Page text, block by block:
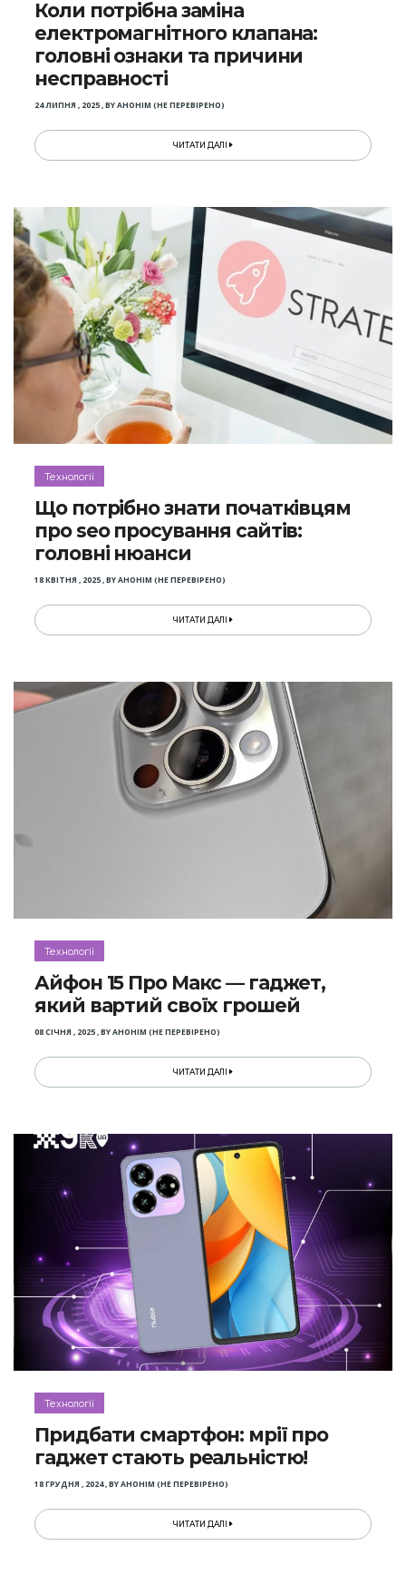
Коли потрібна заміна
електромагнітного клапана:
головні ознаки та причини
несправності
24 ЛИПНЯ , 2025,BYАНОНІМ (НЕ ПЕРЕВІРЕНО)
ЧИТАТИ ДАЛІ
Технології
Що потрібно знати початківцям
про seo просування сайтів:
головні нюанси
18 КВІТНЯ , 2025,BYАНОНІМ (НЕ ПЕРЕВІРЕНО)
ЧИТАТИ ДАЛІ
Технології
Айфон 15 Про Макс — гаджет,
який вартий своїх грошей
08 СІЧНЯ , 2025,BYАНОНІМ (НЕ ПЕРЕВІРЕНО)
ЧИТАТИ ДАЛІ
Технології
Придбати смартфон: мрії про
гаджет стають реальністю!
18 ГРУДНЯ , 2024,BYАНОНІМ (НЕ ПЕРЕВІРЕНО)
ЧИТАТИ ДАЛІ